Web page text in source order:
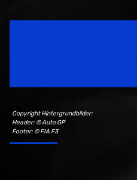
Copyright Hintergrundbilder:
Header: © Auto GP
Footer: © FIA F3